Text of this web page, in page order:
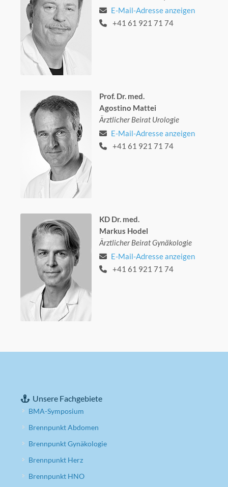
E-Mail-Adresse anzeigen
+41 61 921 71 74
Prof. Dr. med.
Agostino Mattei
Ärztlicher Beirat Urologie
E-Mail-Adresse anzeigen
+41 61 921 71 74
KD Dr. med.
Markus Hodel
Ärztlicher Beirat Gynäkologie
E-Mail-Adresse anzeigen
+41 61 921 71 74
Unsere Fachgebiete
BMA-Symposium
Brennpunkt Abdomen
Brennpunkt Gynäkologie
Brennpunkt Herz
Brennpunkt HNO